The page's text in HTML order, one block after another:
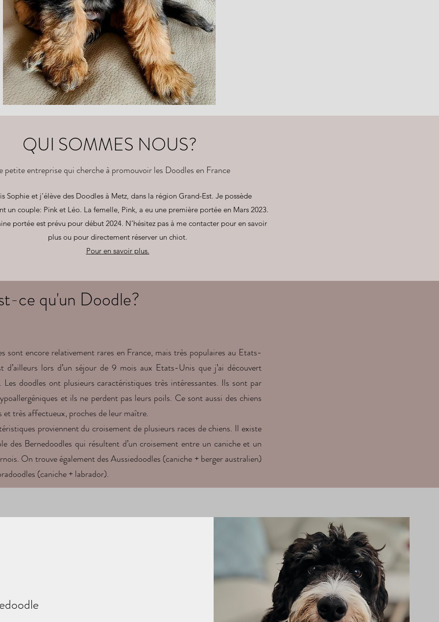
QUI SOMMES NOUS?
petite entreprise qui cherche à promouvoir les Doodles en France
Sophie et j’élève des Doodles à Metz, dans la région Grand-Est. Je possède
un couple: Pink et Léo. La femelle, Pink, a eu une première portée en Mars 2023.
portée est prévu pour début 2024. N’hésitez pas à me contacter pour en savoir
plus ou pour directement réserver un chiot.
Pour en savoir plus.
ce qu'un Doodle?
sont encore relativement rares en France, mais très populaires au Etats-
d’ailleurs lors d’un séjour de 9 mois aux Etats-Unis que j’ai découvert
Les doodles ont plusieurs caractéristiques très intéressantes. Ils sont par
et ils ne perdent pas leurs poils. Ce sont aussi des chiens
et très affectueux, proches de leur maître.
proviennent du croisement de plusieurs races de chiens. Il existe
des Bernedoodles qui résultent d’un croisement entre un caniche et un
On trouve également des Aussiedoodles (caniche + berger australien)
(caniche + labrador).